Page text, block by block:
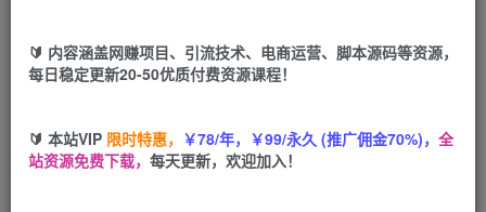
您当前未登录！建议登陆后购买，可保存购买订单
课程目录
🔰 内容涵盖网赚项目、引流技术、电商运营、脚本源码等资源，
每日稳定更新20-50优质付费资源课程！
🔰 本站VIP 限时特惠， ￥78/年，￥99/永久 (推广佣金70%)， 全
站资源免费下载， 每天更新，欢迎加入！